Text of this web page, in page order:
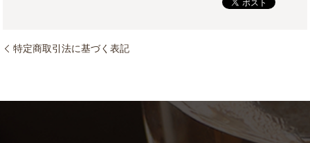
特定商取引法に基づく表記